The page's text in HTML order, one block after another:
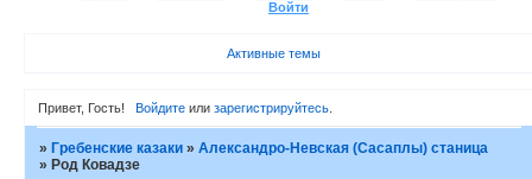
Войти
Активные темы
Привет, Гость! Войдитеили зарегистрируйтесь.
»Гребенские казаки »Александро-Невская (Сасаплы) станица
»Род Ковадзе